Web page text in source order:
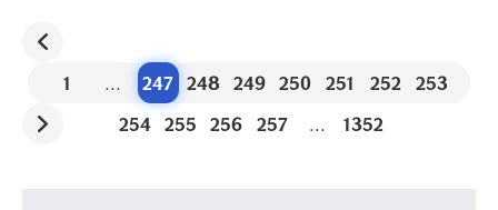
1 ... 247 248 249 250 251 252
253
254 255 256 257 ... 1352